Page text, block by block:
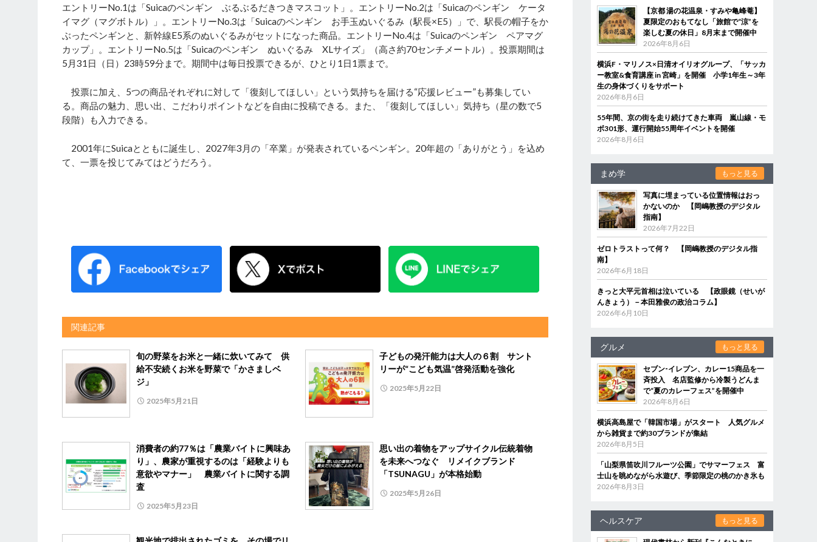
エントリーNo.1は「Suicaのペンギン ぶるぶるだきつきマスコット」。エントリーNo.2は「Suicaのペンギン ケータ
イマグ（マグボトル）」。エントリーNo.3は「Suicaのペンギン お手玉ぬいぐるみ（駅長×E5）」で、駅長の帽子をか
ぶったペンギンと、新幹線E5系のぬいぐるみがセットになった商品。エントリーNo.4は「Suicaのペンギン ペアマグ
カップ」。エントリーNo.5は「Suicaのペンギン ぬいぐるみ XLサイズ」（高さ約70センチメートル）。投票期間は
5月31日（日）23時59分まで。期間中は毎日投票できるが、ひとり1日1票まで。
投票に加え、5つの商品それぞれに対して「復刻してほしい」という気持ちを届ける“応援レビュー”も募集してい
る。商品の魅力、思い出、こだわりポイントなどを自由に投稿できる。また、「復刻してほしい」気持ち（星の数で5
段階）も入力できる。
2001年にSuicaとともに誕生し、2027年3月の「卒業」が発表されているペンギン。20年超の「ありがとう」を込め
て、一票を投じてみてはどうだろう。
関連記事
旬の野菜をお米と一緒に炊いてみて 供
給不安続くお米を野菜で「かさましベ
ジ」
2025年5月21日
子どもの発汗能力は大人の６割 サント
リーが“こども気温”啓発活動を強化
2025年5月22日
消費者の約77％は「農業バイトに興味あ
り」、農家が重視するのは「経験よりも
意欲やマナー」 農業バイトに関する調
査
2025年5月23日
思い出の着物をアップサイクル伝統着物
を未来へつなぐ リメイクブランド
「TSUNAGU」が本格始動
2025年5月26日
【京都 湯の花温泉・すみや亀峰菴】
夏限定のおもてなし「旅館で“涼”を
楽しむ夏の休日」8月末まで開催中
2026年8月6日
横浜F・マリノス×日清オイリオグループ、「サッカ
ー教室&食育講座 in 宮崎」を開催 小学1年生～3年
生の身体づくりをサポート
2026年8月6日
55年間、京の街を走り続けてきた車両 嵐山線・モ
ボ301形、運行開始55周年イベントを開催
2026年8月6日
まめ学 もっと見る
写真に埋まっている位置情報はおっ
かないのか 【岡嶋教授のデジタル
指南】
2026年7月22日
ゼロトラストって何？ 【岡嶋教授のデジタル指
南】
2026年6月18日
きっと大平元首相は泣いている 【政眼鏡（せいが
んきょう）－本田雅俊の政治コラム】
2026年6月10日
グルメ もっと見る
セブン‐イレブン、カレー15商品を一
斉投入 名店監修から冷製うどんま
で“夏のカレーフェス”を開催中
2026年8月6日
横浜高島屋で「韓国市場」がスタート 人気グルメ
から雑貨まで約30ブランドが集結
2026年8月5日
「山梨県笛吹川フルーツ公園」でサマーフェス 富
士山を眺めながら水遊び、季節限定の桃のかき氷も
2026年8月3日
ヘルスケア もっと見る